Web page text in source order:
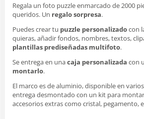
Regala un foto puzzle enmarcado de 2000
queridos. Un regalo sorpresa.
Puedes crear tu puzzle personalizadocon
quieras, añadir fondos, nombres, textos,
plantillas prediseñadas multifoto.
Se entrega en unacaja personalizada con
montarlo.
El marco es de aluminio, disponible en
entrega desmontado con un kit para
accesorios extras como cristal, pegamento,